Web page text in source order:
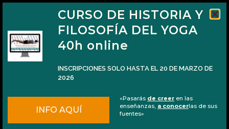
¿Para qué Dios creó este mundo?
CURSO DE HISTORIA Y
FILOSOFÍA DEL YOGA
40h online
INSCRIPCIONES SOLO HASTA EL 20 DE MARZO DE
2026
INFO AQUÍ
«Pasarás de creer en las
enseñanzas, a conocerlas de sus
fuentes»